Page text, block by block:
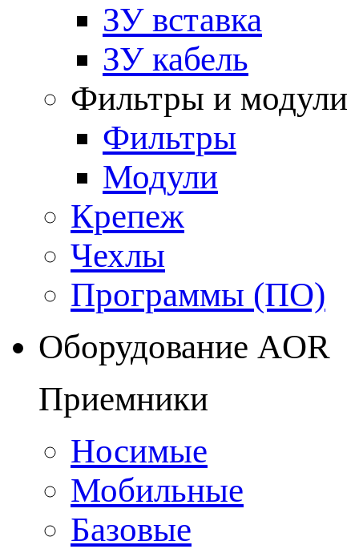
ЗУ вставка
ЗУ кабель
Фильтры и модули
Фильтры
Модули
Крепеж
Чехлы
Программы (ПО)
Оборудование AOR
Приемники
Носимые
Мобильные
Базовые